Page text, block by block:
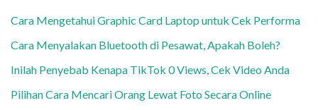
Cara Mengetahui Graphic Card Laptop untuk Cek Performa
Cara Menyalakan Bluetooth di Pesawat, Apakah Boleh?
Inilah Penyebab Kenapa TikTok 0 Views, Cek Video Anda
Pilihan Cara Mencari Orang Lewat Foto Secara Online